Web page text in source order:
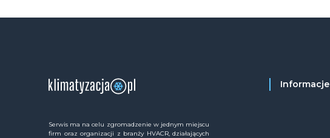
Serwis ma na celu zgromadzenie w jednym miejscu
firm oraz organizacji z branży HVACR, działających
Informacje